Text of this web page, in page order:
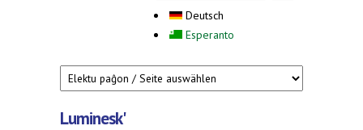
Deutsch
Esperanto
Luminesk'